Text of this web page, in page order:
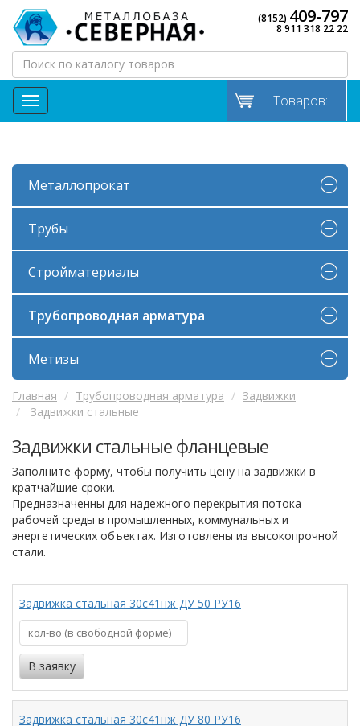
(8152) 409-797
8 911 318 22 22
МЕНЮ Товаров:
Металлопрокат
Трубы
Стройматериалы
Трубопроводная арматура
Метизы
Главная Трубопроводная арматура
Задвижки
Задвижки стальные
Задвижки стальные фланцевые
Заполните форму, чтобы получить цену на задвижки в
кратчайшие сроки.
Предназначенны для надежного перекрытия потока
рабочей среды в промышленных, коммунальных и
энергетических объектах. Изготовлены из высокопрочной
стали.
Задвижка стальная 30с41нж ДУ 50 РУ16
Задвижка стальная 30с41нж ДУ 80 РУ16